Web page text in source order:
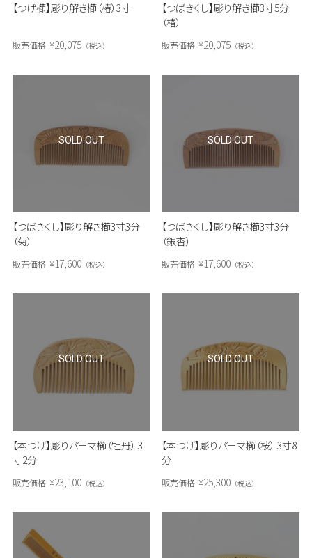
【つげ櫛】彫り解き櫛（椿）3寸
販売価格 ¥20,075 税込
【つばきくし】彫り解き櫛3寸5分
（椿）
販売価格 ¥20,075 税込
【つばきくし】彫り解き櫛3寸3分
（菊）
販売価格 ¥17,600 税込
SOLD OUT
【つばきくし】彫り解き櫛3寸3分
（銀杏）
販売価格 ¥17,600 税込
SOLD OUT
【本つげ】彫りパーマ櫛（牡丹） 3
寸2分
販売価格 ¥23,100 税込
SOLD OUT
【本つげ】彫りパーマ櫛（桜） 3寸8
分
販売価格 ¥25,300 税込
SOLD OUT